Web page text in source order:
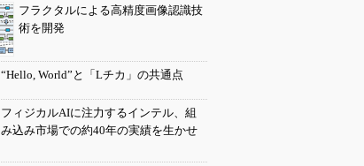
フラクタルによる高精度画像認識技
術を開発
“Hello, World”と「Lチカ」の共通点
フィジカルAIに注力するインテル、組
み込み市場での約40年の実績を生かせ